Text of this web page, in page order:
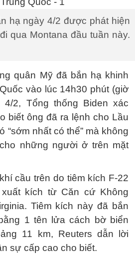
hạ ngày 4/2 được phát hiện
qua Montana đầu tuần này.
quân Mỹ đã bắn hạ khinh
vào lúc 14h30 phút (giờ
2, Tổng thống Biden xác
biết ông đã ra lệnh cho Lầu
“sớm nhất có thể” mà không
những người ở trên mặt
cầu trên do tiêm kích F-22
kích từ Căn cứ Không
Tiêm kích này đã bắn
1 tên lửa cách bờ biển
11 km, Reuters dẫn lời
sự cấp cao cho biết.